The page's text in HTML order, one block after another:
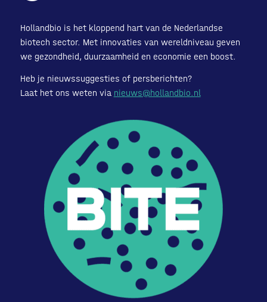
Hollandbio is het kloppend hart van de Nederlandse
biotech sector. Met innovaties van wereldniveau geven
we gezondheid, duurzaamheid en economie een boost.
Heb je nieuwssuggesties of persberichten?
Laat het ons weten via nieuws@hollandbio.nl